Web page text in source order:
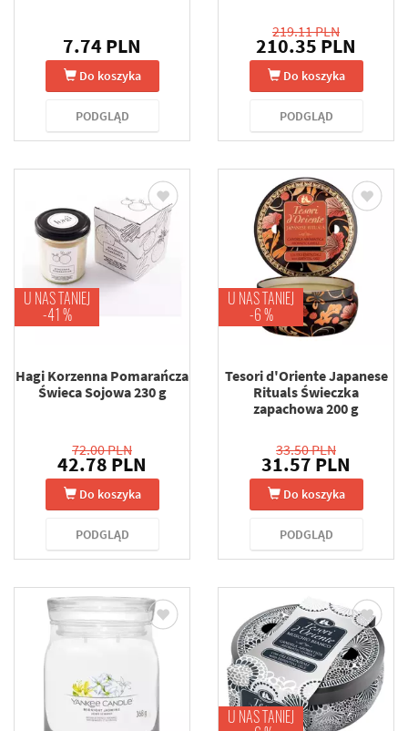
7.74 PLN
Do koszyka
PODGLĄD
219.11 PLN
210.35 PLN
Do koszyka
PODGLĄD
U NAS TANIEJ
-41 %
Hagi Korzenna Pomarańcza
Świeca Sojowa 230 g
72.00 PLN
42.78 PLN
Do koszyka
PODGLĄD
U NAS TANIEJ
-6 %
Tesori d'Oriente Japanese
Rituals Świeczka
zapachowa 200 g
33.50 PLN
31.57 PLN
Do koszyka
PODGLĄD
U NAS TANIEJ